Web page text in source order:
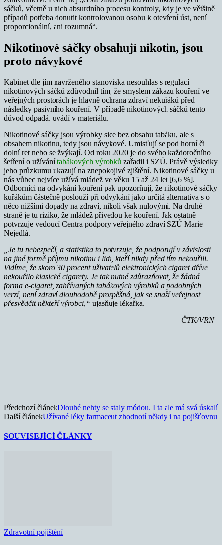
sáčků, včetně u nich absurdního procesu kontroly, kdy je ve většině
případů potřeba donutit kontrolovanou osobu k otevření úst, není
proporcionální, ani rozumná“.
Nikotinové sáčky obsahují nikotin, jsou
proto návykové
Kabinet dle jím navrženého stanoviska nesouhlas s regulací
nikotinových sáčků zdůvodnil tím, že smyslem zákazu kouření ve
veřejných prostorách je hlavně ochrana zdraví nekuřáků před
následky pasivního kouření. V případě nikotinových sáčků tento
důvod odpadá, uvádí v materiálu.
Nikotinové sáčky jsou výrobky sice bez obsahu tabáku, ale s
obsahem nikotinu, tedy jsou návykové. Umisťují se pod horní či
dolní ret nebo se žvýkají. Od roku 2020 je do svého každoročního
šetření o užívánítabákových výrobků zařadil i SZÚ. Právě výsledky
jeho průzkumu ukazují na znepokojivé zjištění. Nikotinové sáčky u
nás vůbec nejvíce užívá mládež ve věku 15 až 24 let [6,6 %].
Odborníci na odvykání kouření pak upozorňují, že nikotinové sáčky
kuřákům částečně poslouží při odvykání jako určitá alternativa s o
něco nižšími dopady na zdraví, nikoli však nulovými. Na druhé
straně je tu riziko, že mládež přivedou ke kouření. Jak ostatně
potvrzuje vedoucí Centra podpory veřejného zdraví SZÚ Marie
Nejedlá.
„Je tu nebezpečí, a statistika to potvrzuje, že podporují v závislosti
na jiné formě příjmu nikotinu i lidi, kteří nikdy před tím nekouřili.
Vidíme, že skoro 30 procent uživatelů elektronických cigaret dříve
nekouřilo klasické cigarety. Je tak nutné zdůrazňovat, že žádná
forma e-cigaret, zahřívaných tabákových výrobků a podobných
verzí, není zdraví dlouhodobě prospěšná, jak se snaží veřejnost
přesvědčit někteří výrobci,“ ujasňuje lékařka.
–ČTK/VRN–
Předchozí článekDlouhé nehty se staly módou. I ta ale má svá úskalí
Další článekUžívané léky farmaceut zhodnotí někdy i na pojišťovnu
SOUVISEJÍCÍ ČLÁNKY
Zdravotní pojištění